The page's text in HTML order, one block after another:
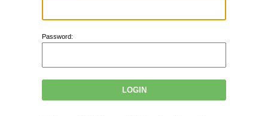
Password: